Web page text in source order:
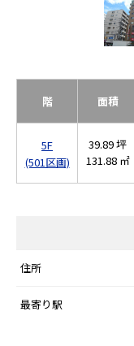
階 面積
5F
(501区画)
39.89 坪
131.88 ㎡
住所
最寄り駅